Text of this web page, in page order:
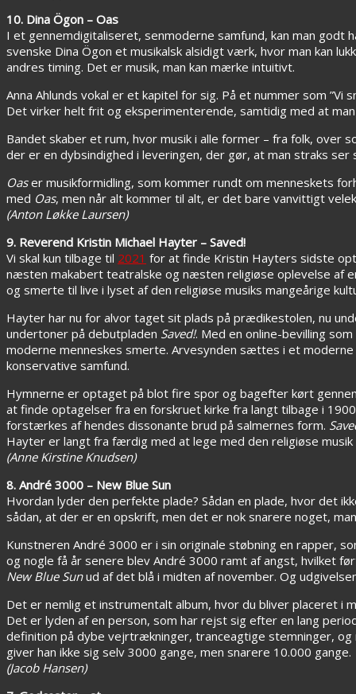
10. Dina Ögon – Oas
I et gennemdigitaliseret, senmoderne samfund, kan man
svenske Dina Ögon et musikalsk alsidigt værk, hvor man kan
andres timing. Det er musik, man kan mærke intuitivt.
Anna Ahlunds vokal er et kapitel for sig. På et nummer som
Det virker helt frit og eksperimenterende, samtidig med at
Bandet skaber et rum, hvor musik i alle former – fra folk,
der er en dybsindighed i leveringen, der gør, at man straks
Oaser musikformidling, som kommer rundt om menneskets
med Oas, men når alt kommer til alt, er det bare vanvittigt
(Anton Løkke Laursen)
9. Reverend Kristin Michael Hayter – Saved!
Vi skal kun tilbage til 2021 for at finde Kristin Hayters sidste
næsten makabert teatralske og næsten religiøse oplevelse af
og smerte til live i lyset af den religiøse musiks mangeårige
Hayter har nu for alvor taget sit plads på prædikestolen, nu
undertoner på debutpladen Saved!. Med en online-bevilling
moderne menneskes smerte. Arvesynden sættes i et
konservative samfund.
Hymnerne er optaget på blot fire spor og bagefter kørt
at finde optagelser fra en forskruet kirke fra langt tilbage i
forstærkes af hendes dissonante brud på salmernes form.
Hayter er langt fra færdig med at lege med den religiøse
(Anne Kirstine Knudsen)
8. André 3000 – New Blue Sun
Hvordan lyder den perfekte plade? Sådan en plade, hvor det
sådan, at der er en opskrift, men det er nok snarere noget,
Kunstneren André 3000 er i sin originale støbning en rapper,
og nogle få år senere blev André 3000 ramt af angst, hvilket
New Blue Sunud af det blå i midten af november. Og
Det er nemlig et instrumentalt album, hvor du bliver placeret i
Det er lyden af en person, som har rejst sig efter en lang
definition på dybe vejrtrækninger, tranceagtige stemninger,
giver han ikke sig selv 3000 gange, men snarere 10.000 gange.
(Jacob Hansen)